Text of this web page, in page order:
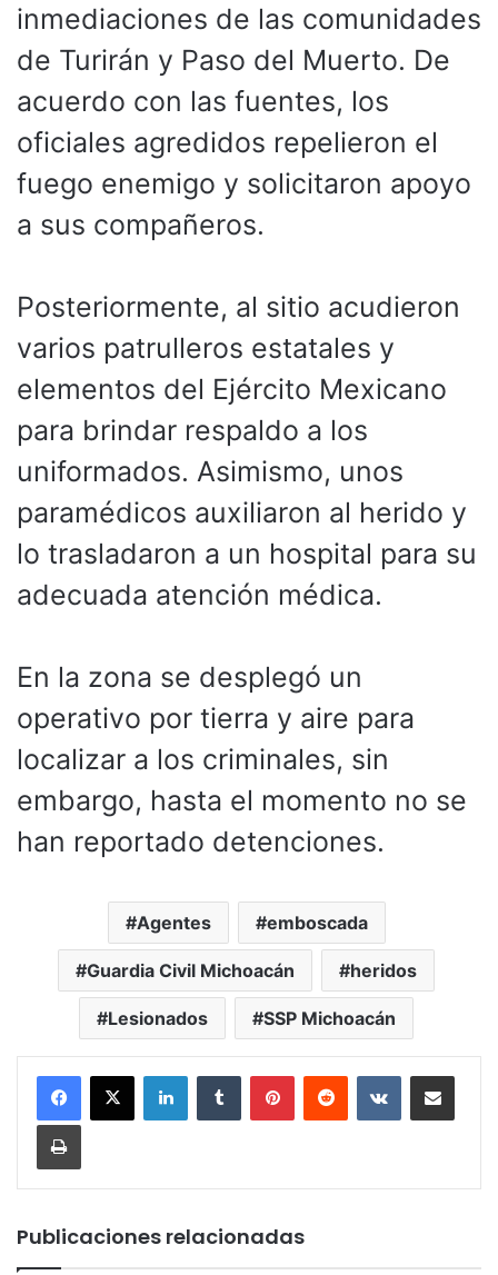
inmediaciones de las comunidades
de Turirán y Paso del Muerto. De
acuerdo con las fuentes, los
oficiales agredidos repelieron el
fuego enemigo y solicitaron apoyo
a sus compañeros.
Posteriormente, al sitio acudieron
varios patrulleros estatales y
elementos del Ejército Mexicano
para brindar respaldo a los
uniformados. Asimismo, unos
paramédicos auxiliaron al herido y
lo trasladaron a un hospital para su
adecuada atención médica.
En la zona se desplegó un
operativo por tierra y aire para
localizar a los criminales, sin
embargo, hasta el momento no se
han reportado detenciones.
Agentes emboscada
Guardia Civil Michoacán heridos
Lesionados SSP Michoacán
LinkedInTumblr PinterestReddit VKontakteCompartir por
Imprimir
Publicaciones relacionadas